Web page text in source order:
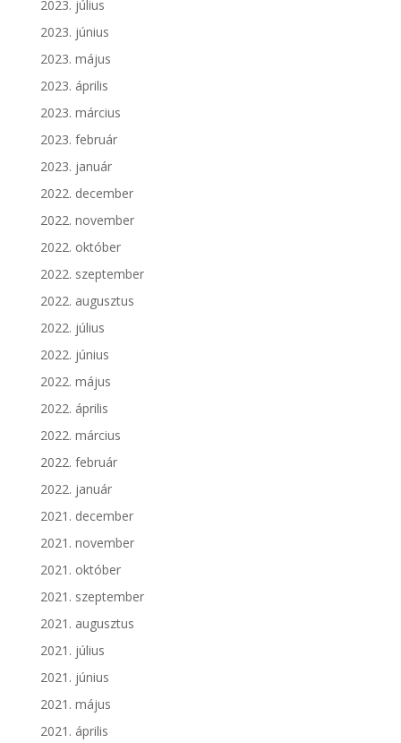
2023. július
2023. június
2023. május
2023. április
2023. március
2023. február
2023. január
2022. december
2022. november
2022. október
2022. szeptember
2022. augusztus
2022. július
2022. június
2022. május
2022. április
2022. március
2022. február
2022. január
2021. december
2021. november
2021. október
2021. szeptember
2021. augusztus
2021. július
2021. június
2021. május
2021. április